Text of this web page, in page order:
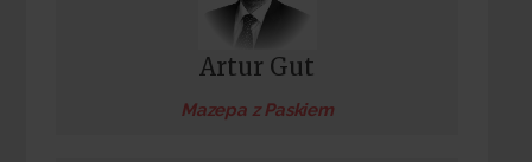
Artur Gut
Mazepa z Paskiem